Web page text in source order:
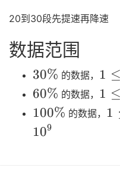
20到30段先提速再降速
数据范围
30\%
30% 的数据，
10
1 ≤
60\%
60% 的数据， 1 ≤
100\%
100% 的数据， 1
109